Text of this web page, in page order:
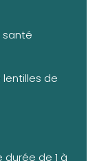
santé
de
de 1 à